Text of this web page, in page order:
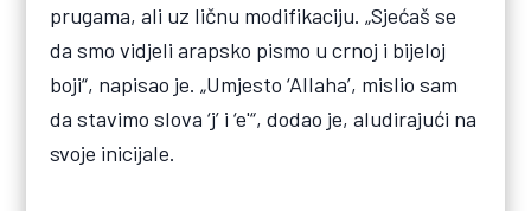
prugama, ali uz ličnu modifikaciju. „Sjećaš se
da smo vidjeli arapsko pismo u crnoj i bijeloj
boji“, napisao je. „Umjesto ‘Allaha’, mislio sam
da stavimo slova ‘j’ i ‘e'“, dodao je, aludirajući na
svoje inicijale.